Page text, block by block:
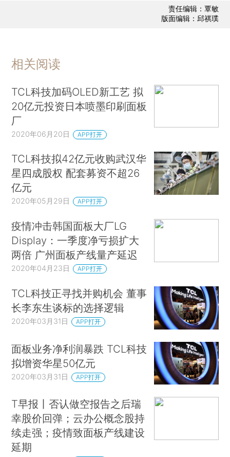
责任编辑：覃敏
版面编辑：邱祺璞
相关阅读
TCL科技加码OLED新工艺 拟
20亿元投资日本喷墨印刷面板
厂
2020年06月20日 APP打开
TCL科技拟42亿元收购武汉华
星四成股权 配套募资不超26
亿元
2020年05月29日 APP打开
疫情冲击韩国面板大厂LG
Display：一季度净亏损扩大
两倍 广州面板产线量产延迟
2020年04月23日 APP打开
TCL科技正寻找并购机会 董事
长李东生谈标的选择逻辑
2020年03月31日 APP打开
面板业务净利润暴跌 TCL科技
拟增资华星50亿元
2020年03月31日 APP打开
T早报丨否认做空报告之后瑞
幸股价回弹；云办公概念股持
续走强；疫情致面板产线建设
延期